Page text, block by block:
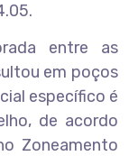
entre as
em poços
específico é
de acordo
Zoneamento